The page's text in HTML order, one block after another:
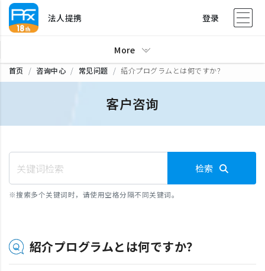
法人提携 登录
More
首页 咨询中心 常见问题 紹介プログラムとは何ですか？
客户咨询
检索
※搜索多个关键词时，请使用空格分隔不同关键词。
紹介プログラムとは何ですか？